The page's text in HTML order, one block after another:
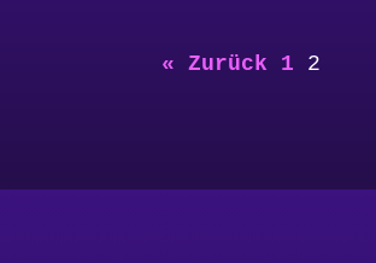
« Zurück 1 2